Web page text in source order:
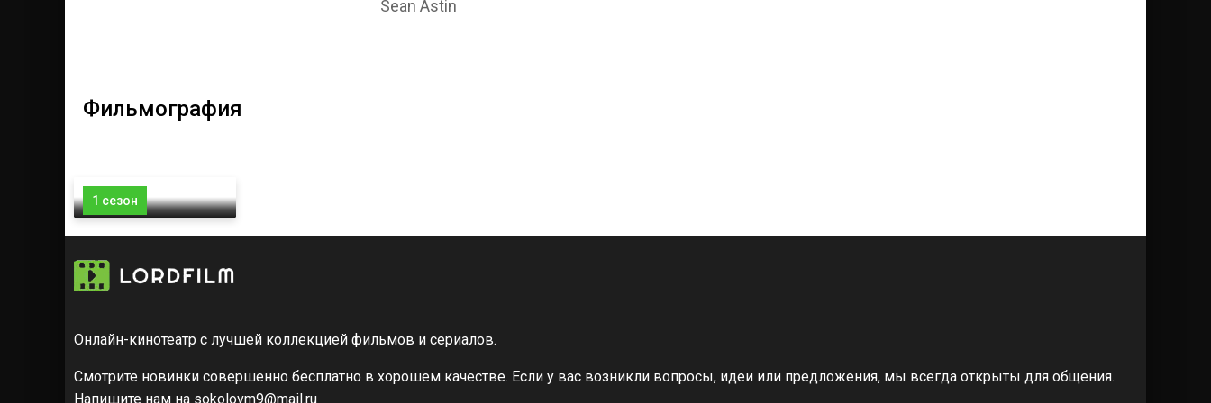
Sean Astin
Фильмография
1 сезон
Онлайн-кинотеатр с лучшей коллекцией фильмов и сериалов.
Смотрите новинки совершенно бесплатно в хорошем качестве. Если у вас возникли вопросы, идеи или предложения, мы всегда открыты для общения.
Напишите нам на sokolovm9@mail.ru